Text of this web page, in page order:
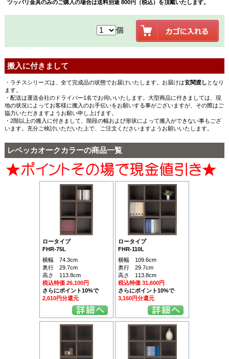
ツッパリ金具のみのご購入の場合は送料別途 800円（税込）を頂戴いたします。
個
搬入に付きまして
・ラチスシリーズは、全て完成品の状態でお届けいたします。お届けは玄関渡し となり
ます。
・配送は運送会社のドライバー1名でお伺いいたします。大型商品に付きましては、現
地の状況によってお客様に搬入のお手伝いをお願いする事がございますが、その際はご
協力いただきますようお願い申し上げます。
・2階以上の搬入に付きまして、階段の幅および形状によって搬入ができない事もござ
います。充分ご検討いただいた上で、ご注文くださいますようお願いいたします。
レベッカオークカラーの商品一覧
ロータイプ
FHR-75L
横幅 74.3cm
奥行 29.7cm
高さ 113.8cm
税込特価 26,100円
さらにポイント10%で
2,610円分還元
ロータイプ
FHR-110L
横幅 109.6cm
奥行 29.7cm
高さ 113.8cm
税込特価 31,600円
さらにポイント10%で
3,160円分還元